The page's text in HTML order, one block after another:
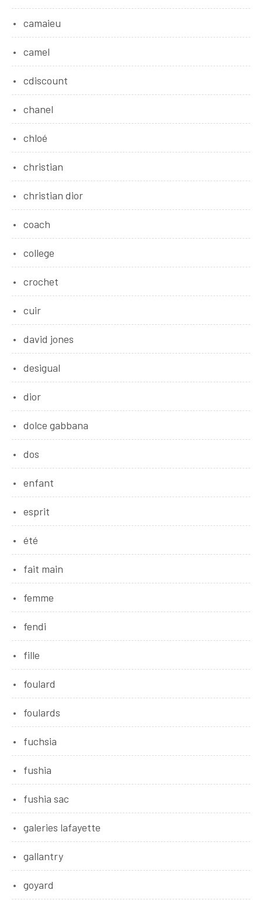
camaieu
camel
cdiscount
chanel
chloé
christian
christian dior
coach
college
crochet
cuir
david jones
desigual
dior
dolce gabbana
dos
enfant
esprit
été
fait main
femme
fendi
fille
foulard
foulards
fuchsia
fushia
fushia sac
galeries lafayette
gallantry
goyard